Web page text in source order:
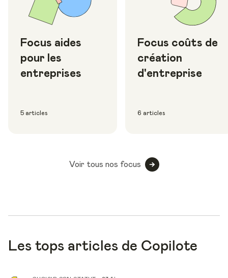
Focus aides
pour les
entreprises
5 articles
Focus coûts de
création
d'entreprise
6 articles
Voir tous nos focus
Les tops articles de Copilote